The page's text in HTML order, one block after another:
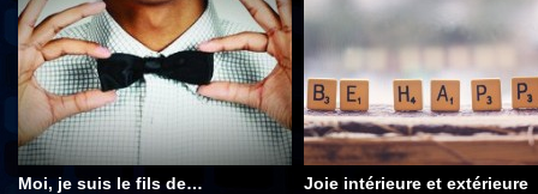
Moi, je suis le fils de… Joie intérieure et extérieure